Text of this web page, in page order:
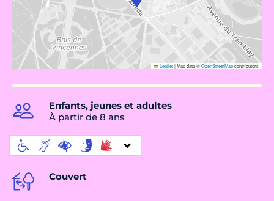
Leaflet|Map data ©OpenStreetMapcontributors
Enfants, jeunes et adultes
À partir de 8 ans
Couvert